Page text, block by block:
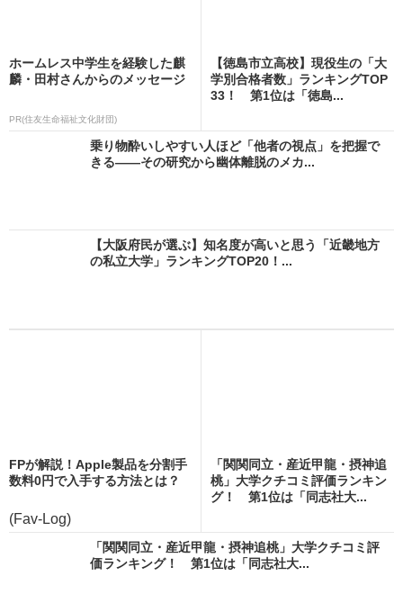
ホームレス中学生を経験した麒
麟・田村さんからのメッセージ
PR(住友生命福祉文化財団)
【徳島市立高校】現役生の「大
学別合格者数」ランキングTOP
33！ 第1位は「徳島...
乗り物酔いしやすい人ほど「他者の視点」を把握で
きる――その研究から幽体離脱のメカ...
【大阪府民が選ぶ】知名度が高いと思う「近畿地方
の私立大学」ランキングTOP20！...
FPが解説！Apple製品を分割手
数料0円で入手する方法とは？
(Fav-Log)
「関関同立・産近甲龍・摂神追
桃」大学クチコミ評価ランキン
グ！ 第1位は「同志社大...
「関関同立・産近甲龍・摂神追桃」大学クチコミ評
価ランキング！ 第1位は「同志社大...